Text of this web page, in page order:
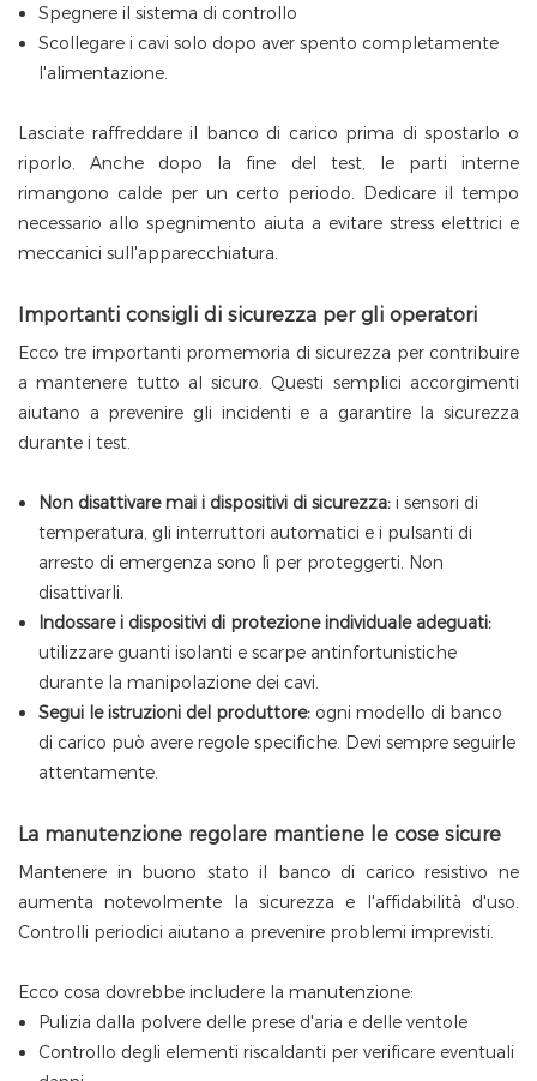
Spegnere il sistema di controllo
Scollegare i cavi solo dopo aver spento completamente
l'alimentazione.
Lasciate raffreddare il banco di carico prima di spostarlo o
riporlo. Anche dopo la fine del test, le parti interne
rimangono calde per un certo periodo. Dedicare il tempo
necessario allo spegnimento aiuta a evitare stress elettrici e
meccanici sull'apparecchiatura.
Importanti consigli di sicurezza per gli operatori
Ecco tre importanti promemoria di sicurezza per contribuire
a mantenere tutto al sicuro. Questi semplici accorgimenti
aiutano a prevenire gli incidenti e a garantire la sicurezza
durante i test.
Non disattivare mai i dispositivi di sicurezza:i sensori di
temperatura, gli interruttori automatici e i pulsanti di
arresto di emergenza sono lì per proteggerti. Non
disattivarli.
Indossare i dispositivi di protezione individuale adeguati:
utilizzare guanti isolanti e scarpe antinfortunistiche
durante la manipolazione dei cavi.
Segui le istruzioni del produttore:ogni modello di banco
di carico può avere regole specifiche. Devi sempre seguirle
attentamente.
La manutenzione regolare mantiene le cose sicure
Mantenere in buono stato il banco di carico resistivo ne
aumenta notevolmente la sicurezza e l'affidabilità d'uso.
Controlli periodici aiutano a prevenire problemi imprevisti.
Ecco cosa dovrebbe includere la manutenzione:
Pulizia dalla polvere delle prese d'aria e delle ventole
Controllo degli elementi riscaldanti per verificare eventuali